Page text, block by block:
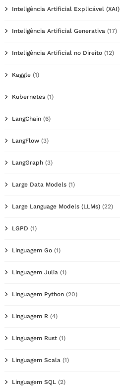
Inteligência Artificial Explicável (XAI)
Inteligência Artificial Generativa (17)
Inteligência Artificial no Direito (12)
Kaggle (1)
Kubernetes (1)
LangChain (6)
LangFlow (3)
LangGraph (3)
Large Data Models (1)
Large Language Models (LLMs) (22)
LGPD (1)
Linguagem Go (1)
Linguagem Julia (1)
Linguagem Python (20)
Linguagem R (4)
Linguagem Rust (1)
Linguagem Scala (1)
Linguagem SQL (2)